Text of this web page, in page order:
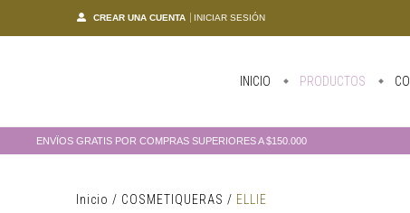
CREAR UNA CUENTA INICIAR SESIÓN
INICIO PRODUCTOS
ENVÏOS GRATIS POR COMPRAS SUPERIORES A $150.000
Inicio / COSMETIQUERAS / ELLIE